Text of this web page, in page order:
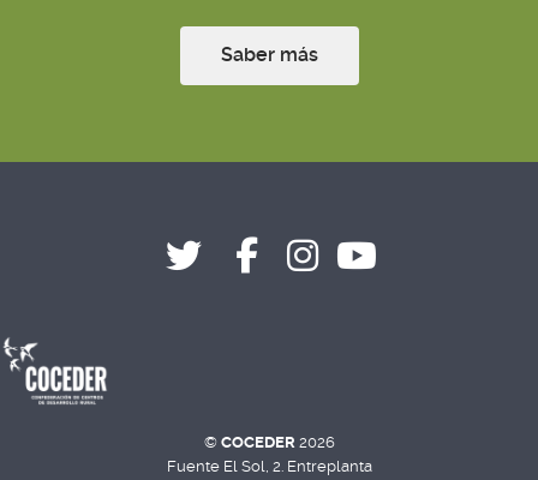
Saber más
© COCEDER 2026
Fuente El Sol, 2. Entreplanta